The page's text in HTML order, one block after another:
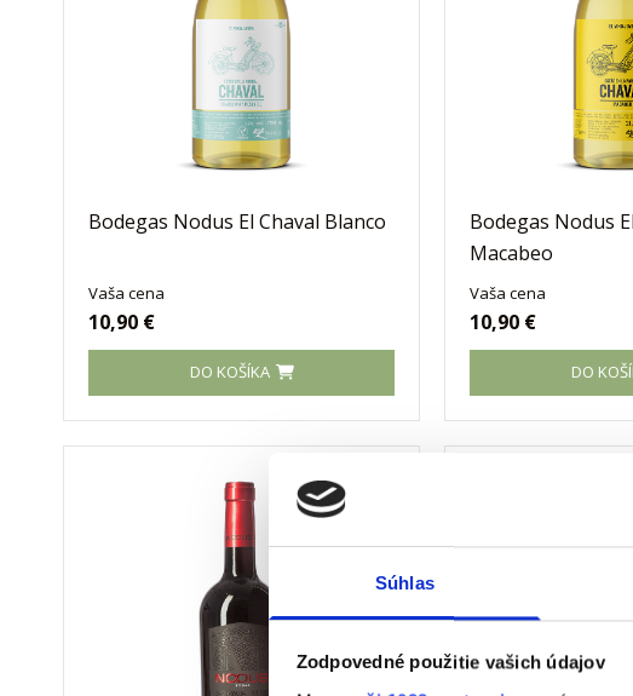
Súhlas
Zodpovedné použitie vašich údajov
Bodegas Nodus El Chaval Blanco
Vaša cena
10,90 €
DO KOŠÍKA
Bodegas Nodus
Macabeo
Vaša cena
10,90 €
DO